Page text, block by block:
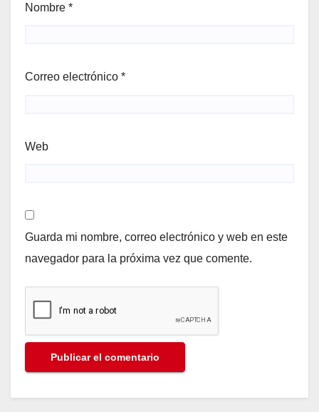
Nombre *
Correo electrónico *
Web
Guarda mi nombre, correo electrónico y web en este
navegador para la próxima vez que comente.